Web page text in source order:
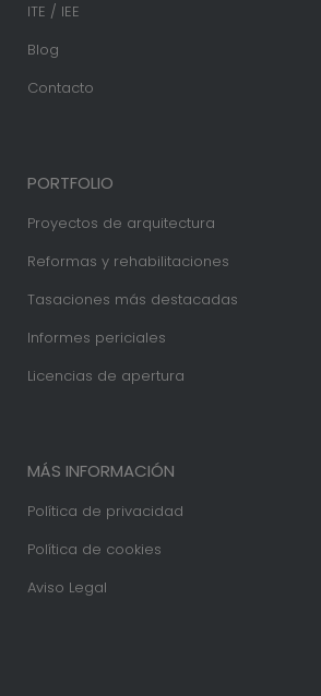
ITE / IEE
Blog
Contacto
PORTFOLIO
Proyectos de arquitectura
Reformas y rehabilitaciones
Tasaciones más destacadas
Informes periciales
Licencias de apertura
MÁS INFORMACIÓN
Política de privacidad
Política de cookies
Aviso Legal